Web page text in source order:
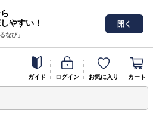
やすい！
なび」
開く
ガイド ログイン お気に入り カート